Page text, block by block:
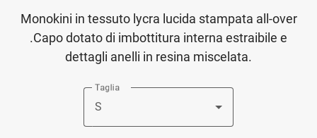
Monokini in tessuto lycra lucida stampata all-over
.Capo dotato di imbottitura interna estraibile e
dettagli anelli in resina miscelata.
Taglia
S